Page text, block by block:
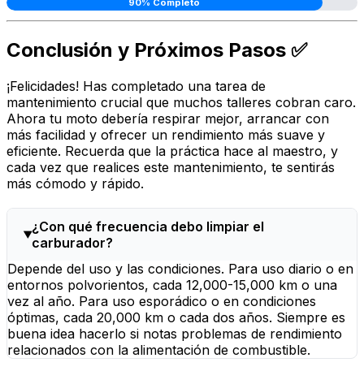
90% Completo
Conclusión y Próximos Pasos ✅
¡Felicidades! Has completado una tarea de
mantenimiento crucial que muchos talleres cobran caro.
Ahora tu moto debería respirar mejor, arrancar con
más facilidad y ofrecer un rendimiento más suave y
eficiente. Recuerda que la práctica hace al maestro, y
cada vez que realices este mantenimiento, te sentirás
más cómodo y rápido.
¿Con qué frecuencia debo limpiar el
carburador?
Depende del uso y las condiciones. Para uso diario o en
entornos polvorientos, cada 12,000-15,000 km o una
vez al año. Para uso esporádico o en condiciones
óptimas, cada 20,000 km o cada dos años. Siempre es
buena idea hacerlo si notas problemas de rendimiento
relacionados con la alimentación de combustible.